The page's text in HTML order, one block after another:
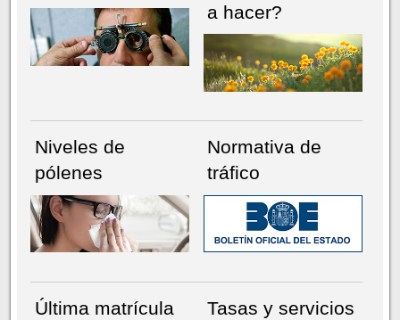
a hacer?
Niveles de
pólenes
Normativa de
tráfico
Última matrícula
Tasas y servicios